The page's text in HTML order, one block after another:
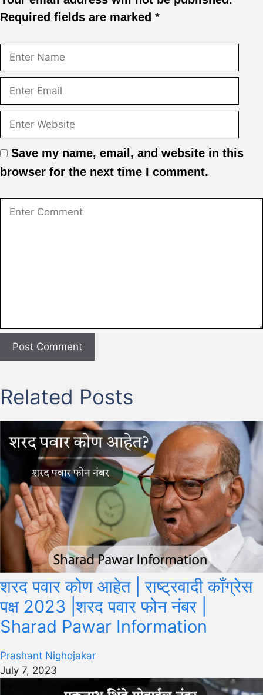
Required fields are marked *
Save my name, email, and website in this
browser for the next time I comment.
Related Posts
शरद पवार कोण आहेत | राष्ट्रवादी काँग्रेस
पक्ष 2023 |शरद पवार फोन नंबर |
Sharad Pawar Information
Prashant Nighojakar
July 7, 2023